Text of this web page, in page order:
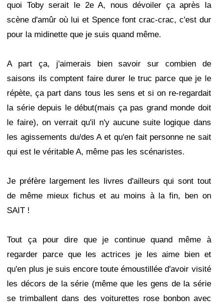
quoi Toby serait le 2e A, nous dévoiler ça après la
scène d'amûr où lui et Spence font crac-crac, c'est dur
pour la midinette que je suis quand même.
A part ça, j'aimerais bien savoir sur combien de
saisons ils comptent faire durer le truc parce que je le
répète, ça part dans tous les sens et si on re-regardait
la série depuis le début(mais ça pas grand monde doit
le faire), on verrait qu'il n'y aucune suite logique dans
les agissements du/des A et qu'en fait personne ne sait
qui est le véritable A, même pas les scénaristes.
Je préfère largement les livres d'ailleurs qui sont tout
de même mieux fichus et au moins à la fin, ben on
SAIT !
Tout ça pour dire que je continue quand même à
regarder parce que les actrices je les aime bien et
qu'en plus je suis encore toute émoustillée d'avoir visité
les décors de la série (même que les gens de la série
se trimballent dans des voiturettes rose bonbon avec